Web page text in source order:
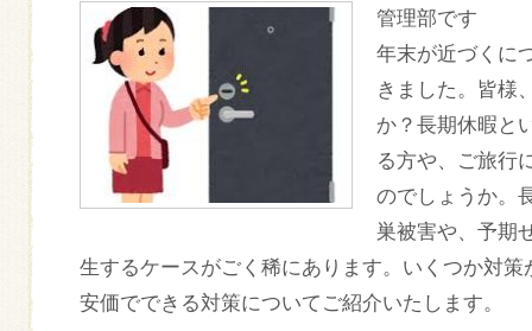
管理部です
年末が近づくに
きました。皆様
か？長期休暇と
る方や、ご旅行
のでしょうか。
巣被害や、予期
生するケースがごく稀にあります。いくつか対
安価でできる対策についてご紹介いたします。